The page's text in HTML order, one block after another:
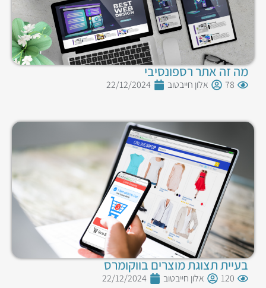
מה זה אתר רספונסיבי
78 אלון חייבטוב 22/12/2024
בעיית תצוגת מוצרים בווקומרס
120 אלון חייבטוב 22/12/2024